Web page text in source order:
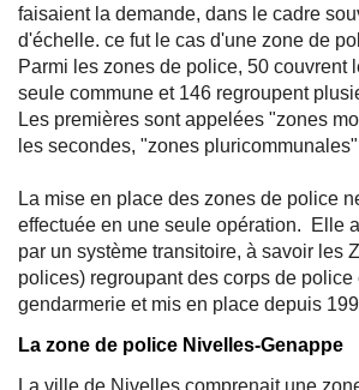
faisaient la demande, dans le cadre
d'échelle. ce fut le cas d'une zone de
Parmi les zones de police, 50 couvrent
seule commune et 146 regroupent
Les premières sont appelées "zones
les secondes, "zones
La mise en place des zones de police
effectuée en une seule opération. Elle
par un système transitoire, à savoir les
polices) regroupant des corps de
gendarmerie et mis en place depuis
La zone de police Nivelles-Genappe